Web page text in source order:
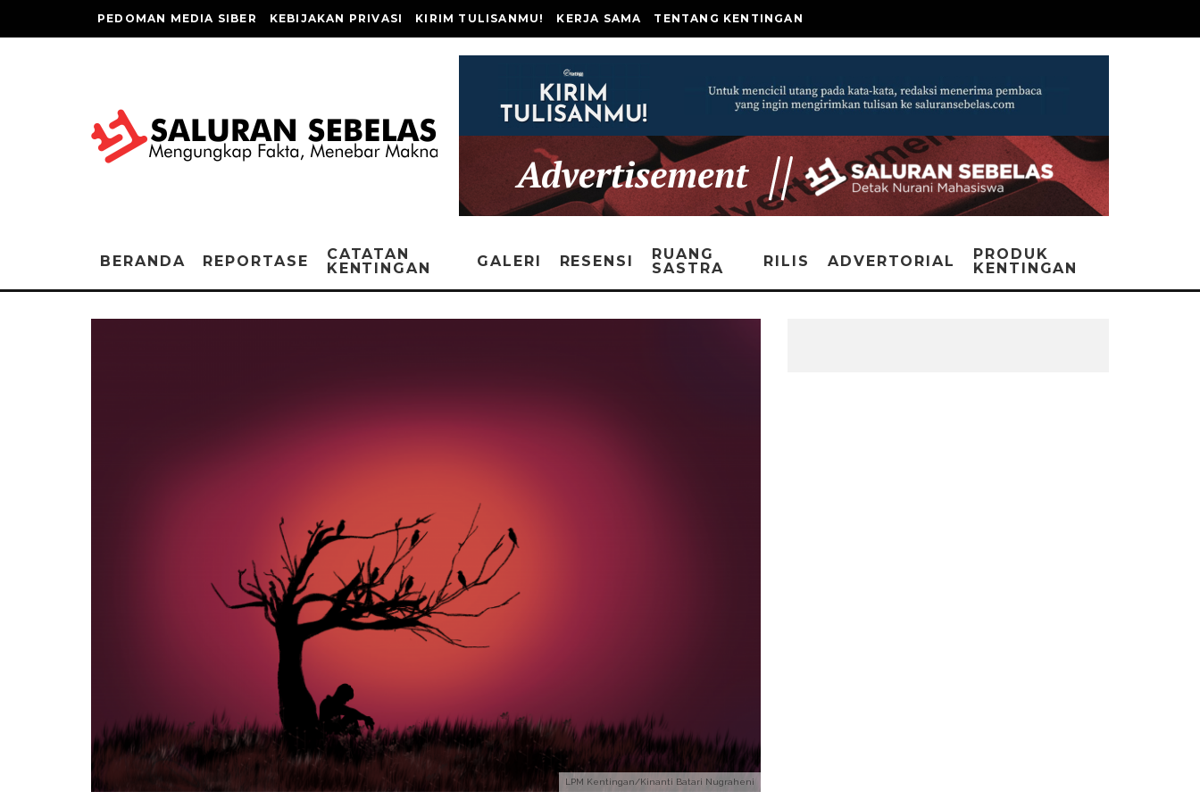
PEDOMAN MEDIA SIBER KEBIJAKAN PRIVASI KIRIM TULISANMU! KERJA SAMA TENTANG KENTINGAN
BERANDA REPORTASE
CATATAN
KENTINGAN
GALERI RESENSI
RUANG
SASTRA
RILIS ADVERTORIAL
PRODUK
KENTINGAN
LPM Kentingan/Kinanti Batari Nugraheni